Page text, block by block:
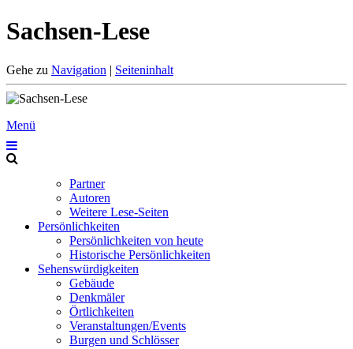
Sachsen-Lese
Gehe zu Navigation | Seiteninhalt
Menü
Partner
Autoren
Weitere Lese-Seiten
Persönlichkeiten
Persönlichkeiten von heute
Historische Persönlichkeiten
Sehenswürdigkeiten
Gebäude
Denkmäler
Örtlichkeiten
Veranstaltungen/Events
Burgen und Schlösser